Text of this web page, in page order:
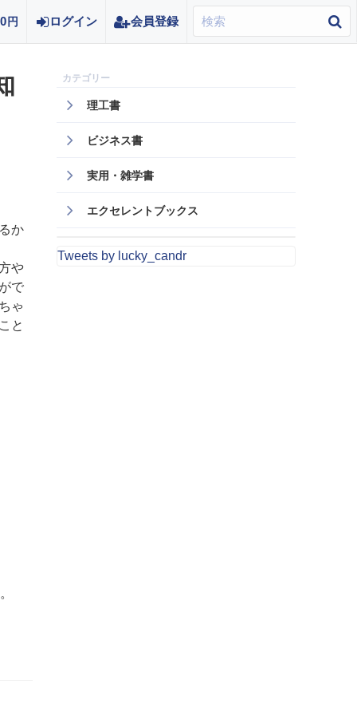
0 円 ログイン 会員登録
か
や
で
ゃ
と
理工書
ビジネス書
実用・雑学書
エクセレントブックス
Tweets by lucky_candr